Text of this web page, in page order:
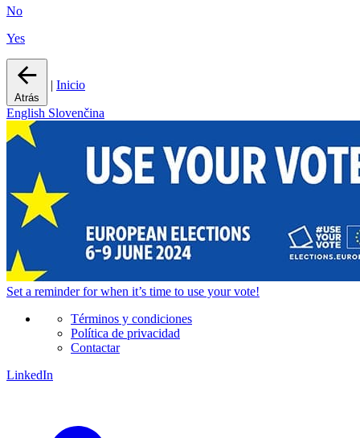
No
Yes
Atrás
| Inicio
English Slovenčina
Set a reminderfor when it’s time to use your vote!
Términos y condiciones
Política de privacidad
Contactar
LinkedIn